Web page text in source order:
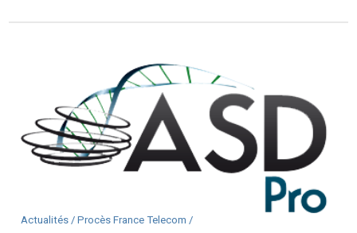
Actualités /Procès France Telecom /